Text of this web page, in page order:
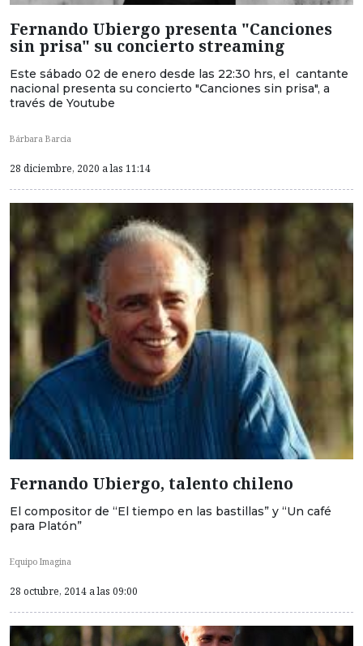
Fernando Ubiergo presenta "Canciones
sin prisa" su concierto streaming
Este sábado 02 de enero desde las 22:30 hrs, el cantante
nacional presenta su concierto "Canciones sin prisa", a
través de Youtube
Bárbara Barcia
28 diciembre, 2020 a las 11:14
Fernando Ubiergo, talento chileno
El compositor de “El tiempo en las bastillas” y “Un café
para Platón”
Equipo Imagina
28 octubre, 2014 a las 09:00